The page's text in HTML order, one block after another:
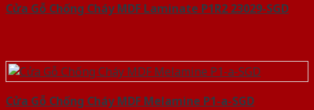
Cửa Gỗ Chống Cháy MDF Laminate P1R2 23029-SGD
Cửa Gỗ Chống Cháy MDF Melamine P1-a-SGD